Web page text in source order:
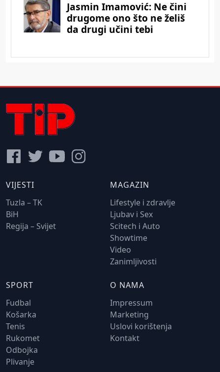
VIJESTI
Tuzla – TK
BiH
Regija – Svijet
MAGAZIN
Lifestyle i zdravlje
Ljubav i Sex
Scitech i Auto
Showtime
Video
Zanimljivosti
SPORT
Fudbal
Košarka
Tenis
Rukomet
Odbojka
Plivanje
O NAMA
Impressum
Marketing
Uslovi korištenja
Kontakt